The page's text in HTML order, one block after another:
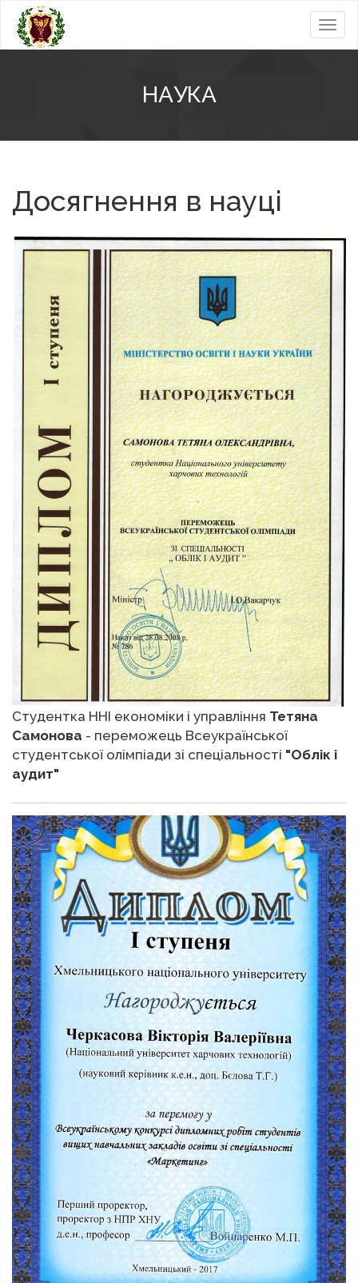
НАУКА
Досягнення в науці
Студентка ННІ економіки і управління Тетяна
Самонова - переможець Всеукраїнської
студентської олімпіади зі спеціальності "Облік і
аудит"